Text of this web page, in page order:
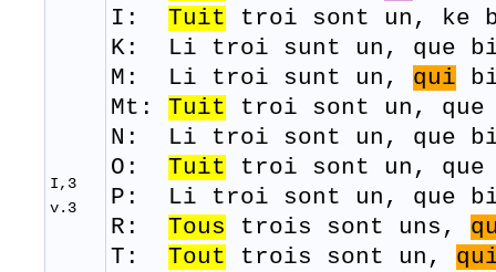
I,3
v.3
I: Tuit troi sont un, ke
K: Li troi sunt un, que
M: Li troi sunt un, qui
Mt: Tuit troi sont un,
N: Li troi sont un, que
O: Tuit troi sont un, que
P: Li troi sont un, que
R: Tous trois sont uns ,
T: Tout trois sont un,